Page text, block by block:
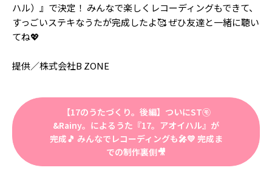
ハル）』で決定！ みんなで楽しくレコーディングもできて、
すっごいステキなうたが完成したよ🥰 ぜひ友達と一緒に聴い
てね💖
提供／株式会社B ZONE
【17のうたづくり。後編】ついにST㋲
&Rainy。によるうた『17。アオイハル』が
完成🎵 みんなでレコーディングも🎤💛 完成ま
での制作裏側🎥